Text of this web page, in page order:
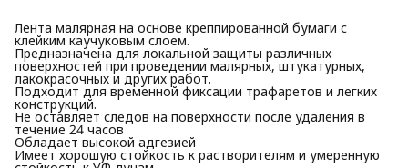
Лента малярная на основе креппированной бумаги с
клейким каучуковым слоем.
Предназначена для локальной защиты различных
поверхностей при проведении малярных, штукатурных,
лакокрасочных и других работ.
Подходит для временной фиксации трафаретов и легких
конструкций.
Не оставляет следов на поверхности после удаления в
течение 24 часов
Обладает высокой адгезией
Имеет хорошую стойкость к растворителям и умеренную